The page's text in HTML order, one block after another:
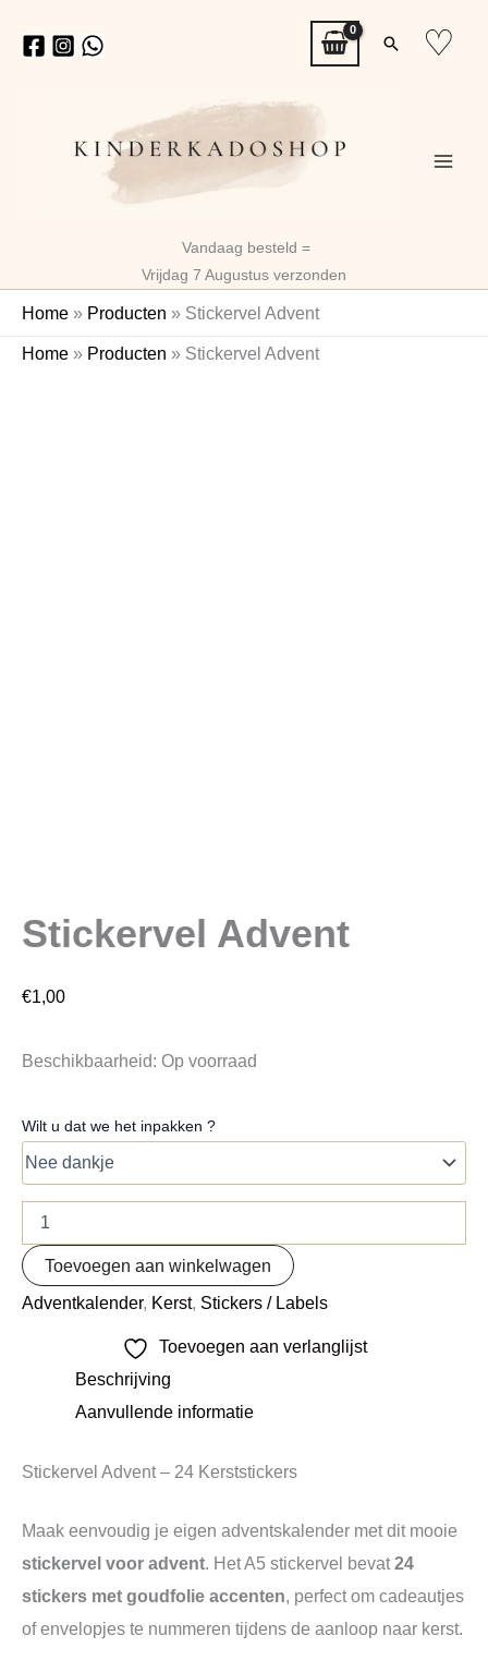
naar
Zoeken
♡
Vandaag besteld =
Vrijdag 7 Augustus verzonden
Home » Producten » Stickervel Advent
Home » Producten » Stickervel Advent
Stickervel Advent
€1,00
Beschikbaarheid: Op voorraad
Wilt u dat we het inpakken ?
Stickervel
Toevoegen aan winkelwagen
Adventkalender, Kerst, Stickers / Labels
Toevoegen aan verlanglijst
Beschrijving
Aanvullende informatie
Stickervel Advent – 24 Kerststickers
Maak eenvoudig je eigen adventskalender met dit mooie
stickervel voor advent. Het A5 stickervel bevat24
stickers met goudfolie accenten, perfect om cadeautjes
of envelopjes te nummeren tijdens de aanloop naar kerst.